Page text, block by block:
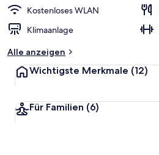
Kostenloses WLAN
Klimaanlage
Alle anzeigen
Wichtigste Merkmale (12)
Für Familien (6)